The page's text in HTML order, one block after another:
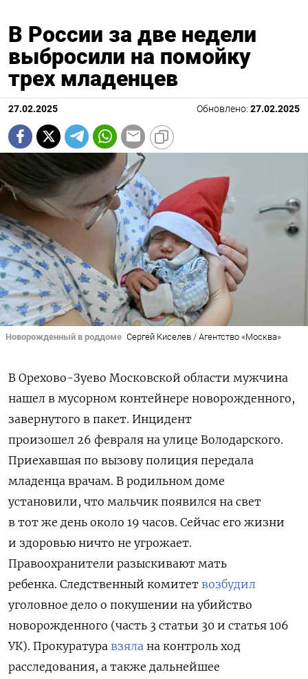
В России за две недели
выбросили на помойку
трех младенцев
27.02.2025 Обновлено: 27.02.2025
Новорожденный в роддоме Сергей Киселев / Агентство «Москва»
В Орехово-Зуево Московской области мужчина
нашел в мусорном контейнере новорожденного,
завернутого в пакет. Инцидент
произошел 26 февраля на улице Володарского.
Приехавшая по вызову полиция передала
младенца врачам. В родильном доме
установили, что мальчик появился на свет
в тот же день около 19 часов. Сейчас его жизни
и здоровью ничто не угрожает.
Правоохранители разыскивают мать
ребенка. Следственный комитет возбудил
уголовное дело о покушении на убийство
новорожденного (часть 3 статьи 30 и статья 106
УК). Прокуратура взяла на контроль ход
расследования, а также дальнейшее